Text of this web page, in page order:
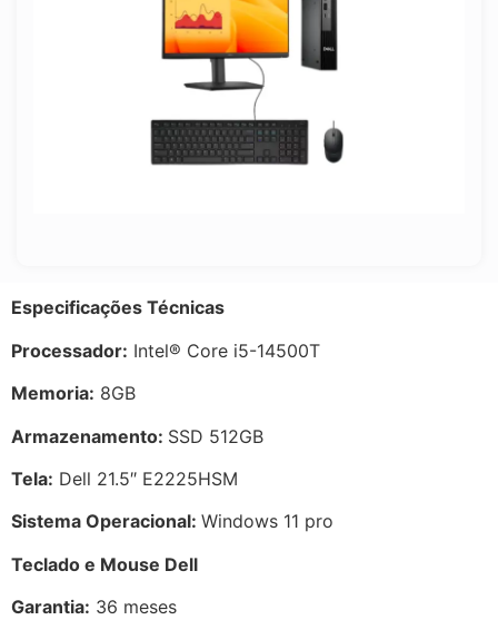
Especificações Técnicas
Processador: Intel® Core i5-14500T
Memoria: 8GB
Armazenamento: SSD 512GB
Tela: Dell 21.5″ E2225HSM
Sistema Operacional: Windows 11 pro
Teclado e Mouse Dell
Garantia: 36 meses